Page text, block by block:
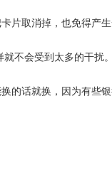
取消掉，也免得产生
不会受到太多的干扰。
话就换，因为有些银